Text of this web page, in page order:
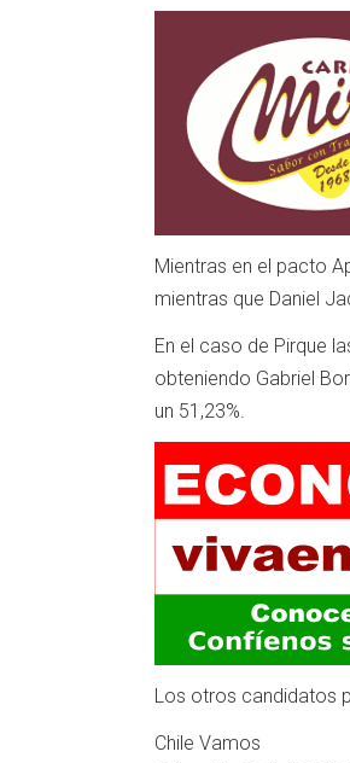
Mientras en el pacto
mientras que Daniel
En el caso de Pirque
obteniendo Gabriel
un 51,23%.
Los otros candidatos
Chile Vamos